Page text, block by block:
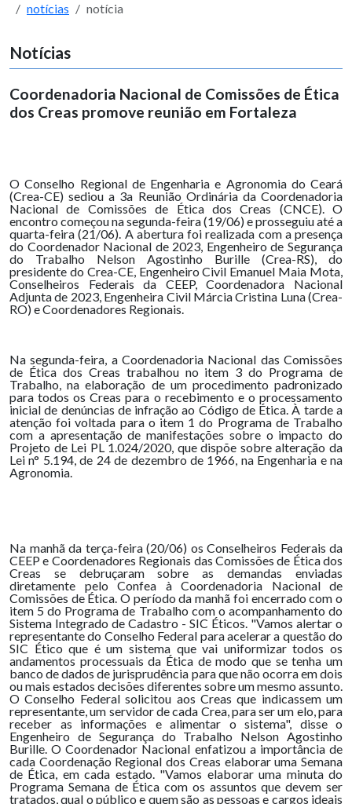
notícias notícia
Notícias
Coordenadoria Nacional de Comissões de Ética
dos Creas promove reunião em Fortaleza
O Conselho Regional de Engenharia e Agronomia do Ceará
(Crea-CE) sediou a 3a Reunião Ordinária da Coordenadoria
Nacional de Comissões de Ética dos Creas (CNCE). O
encontro começou na segunda-feira (19/06) e prosseguiu até a
quarta-feira (21/06). A abertura foi realizada com a presença
do Coordenador Nacional de 2023, Engenheiro de Segurança
do Trabalho Nelson Agostinho Burille (Crea-RS), do
presidente do Crea-CE, Engenheiro Civil Emanuel Maia Mota,
Conselheiros Federais da CEEP, Coordenadora Nacional
Adjunta de 2023, Engenheira Civil Márcia Cristina Luna (Crea-
RO) e Coordenadores Regionais.
Na segunda-feira, a Coordenadoria Nacional das Comissões
de Ética dos Creas trabalhou no item 3 do Programa de
Trabalho, na elaboração de um procedimento padronizado
para todos os Creas para o recebimento e o processamento
inicial de denúncias de infração ao Código de Ética. À tarde a
atenção foi voltada para o item 1 do Programa de Trabalho
com a apresentação de manifestações sobre o impacto do
Projeto de Lei PL 1.024/2020, que dispõe sobre alteração da
Lei n° 5.194, de 24 de dezembro de 1966, na Engenharia e na
Agronomia.
Na manhã da terça-feira (20/06) os Conselheiros Federais da
CEEP e Coordenadores Regionais das Comissões de Ética dos
Creas se debruçaram sobre as demandas enviadas
diretamente pelo Confea à Coordenadoria Nacional de
Comissões de Ética. O período da manhã foi encerrado com o
item 5 do Programa de Trabalho com o acompanhamento do
Sistema Integrado de Cadastro - SIC Éticos. "Vamos alertar o
representante do Conselho Federal para acelerar a questão do
SIC Ético que é um sistema que vai uniformizar todos os
andamentos processuais da Ética de modo que se tenha um
banco de dados de jurisprudência para que não ocorra em dois
ou mais estados decisões diferentes sobre um mesmo assunto.
O Conselho Federal solicitou aos Creas que indicassem um
representante, um servidor de cada Crea, para ser um elo, para
receber as informações e alimentar o sistema", disse o
Engenheiro de Segurança do Trabalho Nelson Agostinho
Burille. O Coordenador Nacional enfatizou a importância de
cada Coordenação Regional dos Creas elaborar uma Semana
de Ética, em cada estado. "Vamos elaborar uma minuta do
Programa Semana de Ética com os assuntos que devem ser
tratados, qual o público e quem são as pessoas e cargos ideais